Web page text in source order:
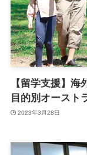
【留学支援】
目的別オースト
2023年3月28日